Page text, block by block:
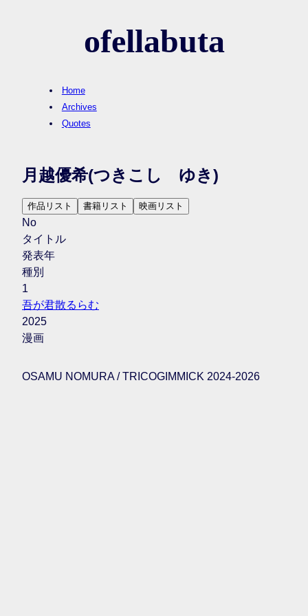
ofellabuta
Home
Archives
Quotes
月越優希(つきこし ゆき)
作品リスト 書籍リスト 映画リスト
No
タイトル
発表年
種別
1
吾が君散るらむ
2025
漫画
OSAMU NOMURA / TRICOGIMMICK 2024-2026